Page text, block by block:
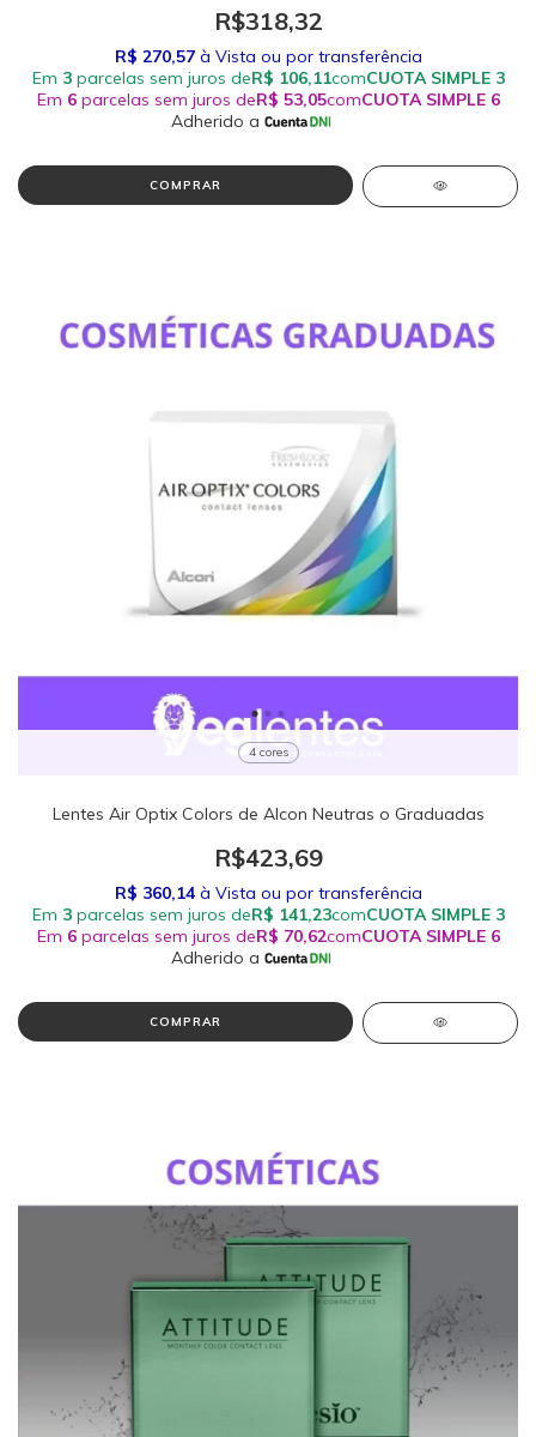
R$318,32
COMPRAR
4 cores
Lentes Air Optix Colors de Alcon Neutras o Graduadas
R$423,69
COMPRAR